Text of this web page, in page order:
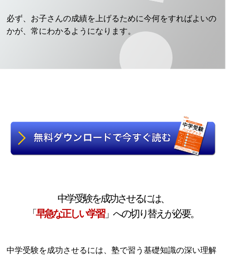
必ず、お子さんの成績を上げるために今何をすればよいの
かが、常にわかるようになります。
中学受験を成功させるには、
「早急な正しい学習」への切り替えが必要。
中学受験を成功させるには、塾で習う基礎知識の深い理解